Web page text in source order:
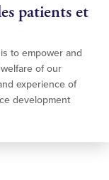
patients et
is to empower and
of our
experience of
development